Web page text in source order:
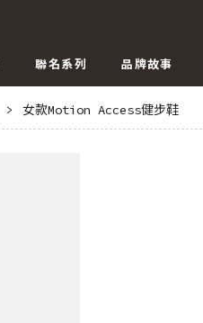
聯名系列 品牌故事
> 女款Motion Access健步鞋